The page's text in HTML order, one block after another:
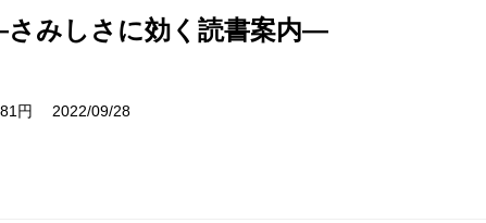
みしさに効く読書案内―
円 2022/09/28